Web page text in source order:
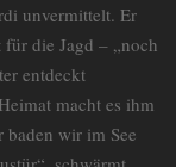
unvermittelt. Er
die Jagd – „noch
entdeckt
macht es ihm
baden wir im See